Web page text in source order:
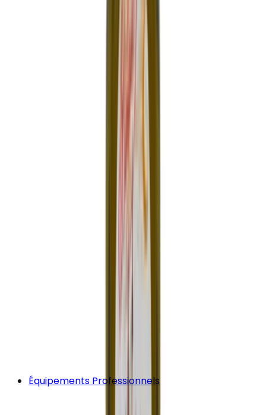
Équipements Professionnels